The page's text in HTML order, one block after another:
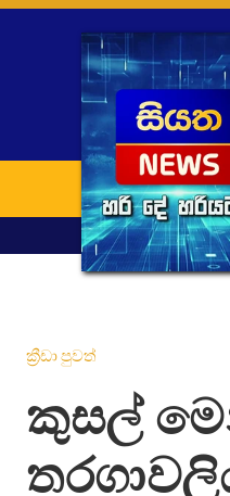
ක්‍රීඩා පුවත්
කුසල්